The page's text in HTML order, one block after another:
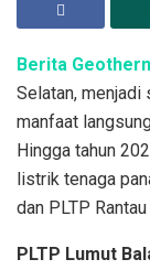
Berita
Selatan, menjadi
manfaat
Hingga tahun
listrik tenaga
dan PLTP
PLTP Lumut